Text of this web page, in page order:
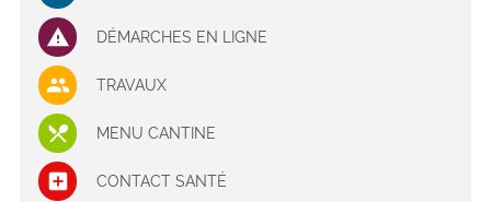
DÉMARCHES EN LIGNE
TRAVAUX
MENU CANTINE
CONTACT SANTÉ